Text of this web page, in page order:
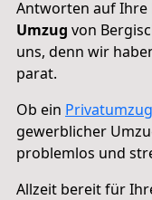
Antworten auf Ihre
Umzug von
uns, denn wir
parat.
Ob ein Privatumzug
gewerblicher
problemlos und
Allzeit bereit für